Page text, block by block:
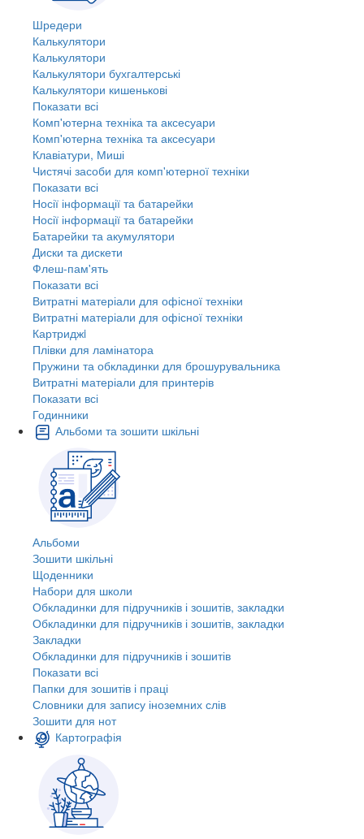
Шредери
Калькулятори
Калькулятори
Калькулятори бухгалтерські
Калькулятори кишенькові
Показати всі
Комп'ютерна техніка та аксесуари
Комп'ютерна техніка та аксесуари
Клавіатури, Миші
Чистячі засоби для комп'ютерної техніки
Показати всі
Носії інформації та батарейки
Носії інформації та батарейки
Батарейки та акумулятори
Диски та дискети
Флеш-пам'ять
Показати всі
Витратні матеріали для офісної техніки
Витратні матеріали для офісної техніки
Картриджi
Плівки для ламінатора
Пружини та обкладинки для брошурувальника
Витратні матеріали для принтерів
Показати всі
Годинники
Альбоми та зошити шкільні
Альбоми
Зошити шкільні
Щоденники
Набори для школи
Обкладинки для підручників і зошитів, закладки
Обкладинки для підручників і зошитів, закладки
Закладки
Обкладинки для підручників і зошитів
Показати всі
Папки для зошитів і праці
Словники для запису іноземних слів
Зошити для нот
Картографія